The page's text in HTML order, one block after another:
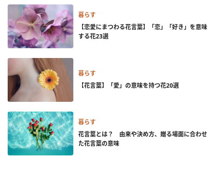
暮らす
【恋愛にまつわる花言葉】「恋」「好き」を意味
する花23選
暮らす
【花言葉】「愛」の意味を持つ花20選
暮らす
花言葉とは？ 由来や決め方、贈る場面に合わせ
た花言葉の意味